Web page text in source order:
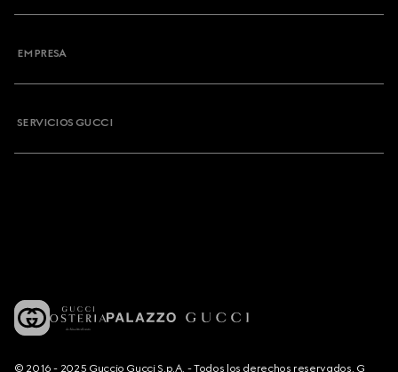
EMPRESA
SERVICIOS GUCCI
© 2016 - 2025 Guccio Gucci S.p.A. - Todos los derechos reservados. G